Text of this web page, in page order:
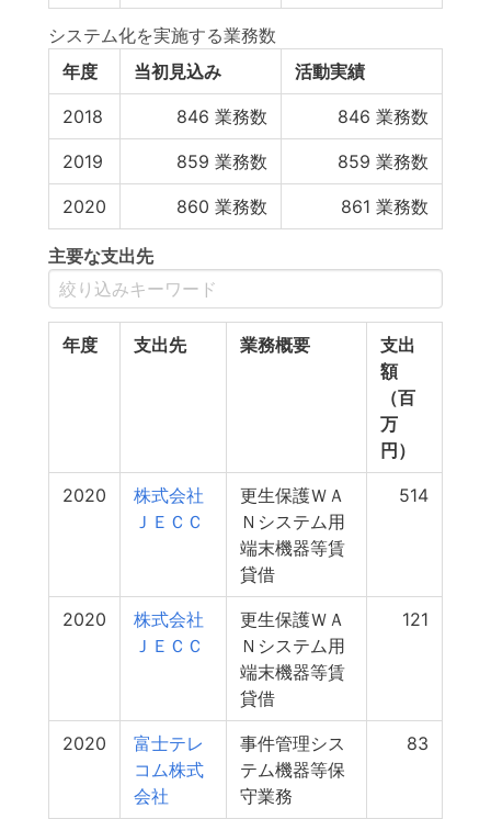
システム化を実施する業務数
年度
当初見込み 活動実績
2018 846 業務数 846 業務数
2019 859 業務数 859 業務数
2020 860 業務数 861 業務数
主要な支出先
年度 支出先 業務概要
支出
額
（百
万
円）
2020
株式会社
ＪＥＣＣ
更生保護ＷＡ
Ｎシステム用
端末機器等賃
貸借
514
2020
株式会社
ＪＥＣＣ
更生保護ＷＡ
Ｎシステム用
端末機器等賃
貸借
121
2020
富士テレ
コム株式
会社
事件管理シス
テム機器等保
守業務
83